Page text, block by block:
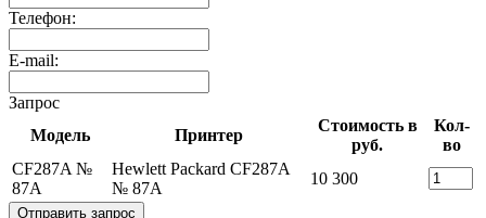
Телефон:
E-mail:
Запрос
Модель
Принтер
Стоимость в
руб.
Кол-
во
CF287A №
87A
Hewlett Packard CF287A
№ 87A
10 300
Отправить запрос